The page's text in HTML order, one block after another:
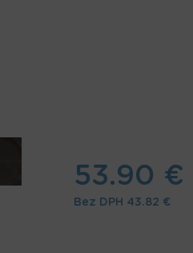
53.90 €
Bez DPH 43.82 €